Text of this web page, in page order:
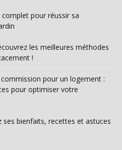
pour réussir sa
les meilleures méthodes
!
pour un logement :
pour optimiser votre
ses bienfaits, recettes et astuces